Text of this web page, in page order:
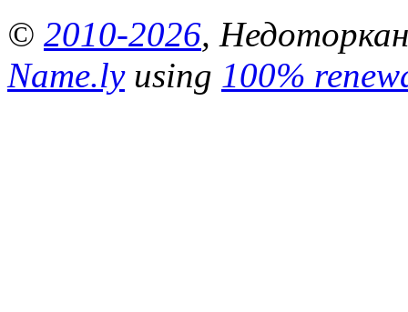
© 2010-2026,
Name.lyusing 100%